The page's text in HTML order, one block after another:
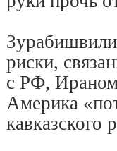
риски,
с РФ, Ираном
Америка
кавказского